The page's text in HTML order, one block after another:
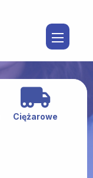
Ciężarowe